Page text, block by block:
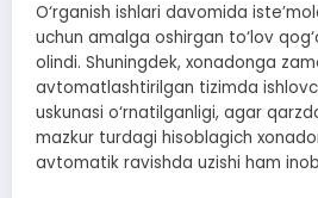
O‘rganish ishlari davomida
uchun amalga oshirgan to‘lov
olindi. Shuningdek, xonadonga
avtomatlashtirilgan tizimda
uskunasi o‘rnatilganligi, agar
mazkur turdagi hisoblagich
avtomatik ravishda uzishi ham